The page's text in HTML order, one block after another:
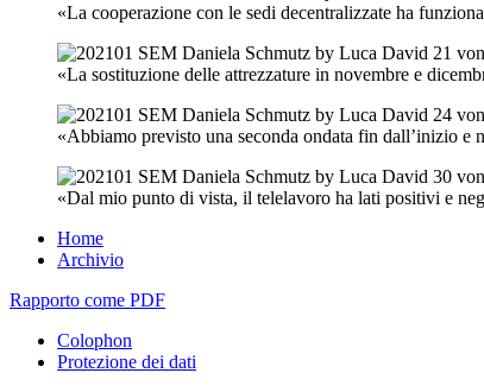
«La cooperazione con le sedi decentralizzate ha
«La sostituzione delle attrezzature in novembre e
«Abbiamo previsto una seconda ondata fin dall’inizio e
«Dal mio punto di vista, il telelavoro ha lati positivi e
Home
Archivio
Rapporto come PDF
Colophon
Protezione dei dati